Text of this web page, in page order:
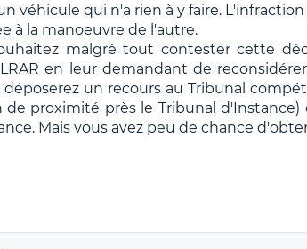
véhicule qui n'a rien à y faire.
à la manoeuvre de l'autre.
malgré tout contester cette
en leur demandant de
déposerez un recours au Tribunal
de proximité près le Tribunal
Mais vous avez peu de chance